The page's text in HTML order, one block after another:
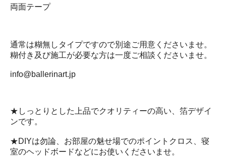
両面テープ
通常は糊無しタイプですので別途ご用意くださいませ。
糊付き及び施工が必要な方は一度ご相談くださいませ。
info@ballerinart.jp
★しっとりとした上品でクオリティーの高い、箔デザイ
ンです。
★DIYは勿論、お部屋の魅せ場でのポイントクロス、寝
室のヘッドボードなどにお使いくださいませ。